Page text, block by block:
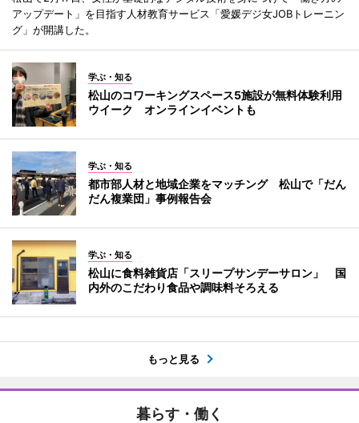
アップデート」を目指す人材教育サービス「愛媛デジ女JOBトレーニン
グ」が開講した。
学ぶ・知る
松山のコワーキングスペース5施設が無料体験利用
ウイーク オンラインイベントも
学ぶ・知る
都市部人材と地域企業をマッチング 松山で「だん
だん複業団」事例報告会
学ぶ・知る
松山に食料雑貨店「スリープサンデーサロン」 国
内外のこだわり食品や調味料そろえる
もっと見る
暮らす・働く